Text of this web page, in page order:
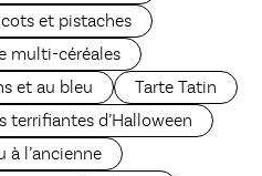
et pistaches
multi-céréales
et au bleu
Tarte Tatin
terrifiantes d’Halloween
à l’ancienne